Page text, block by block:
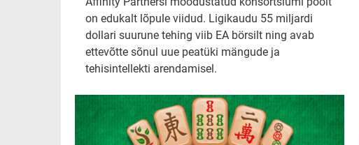
on edukalt lõpule viidud. Ligikaudu 55 miljardi
dollari suurune tehing viib EA börsilt ning avab
ettevõtte sõnul uue peatüki mängude ja
tehisintellekti arendamisel.